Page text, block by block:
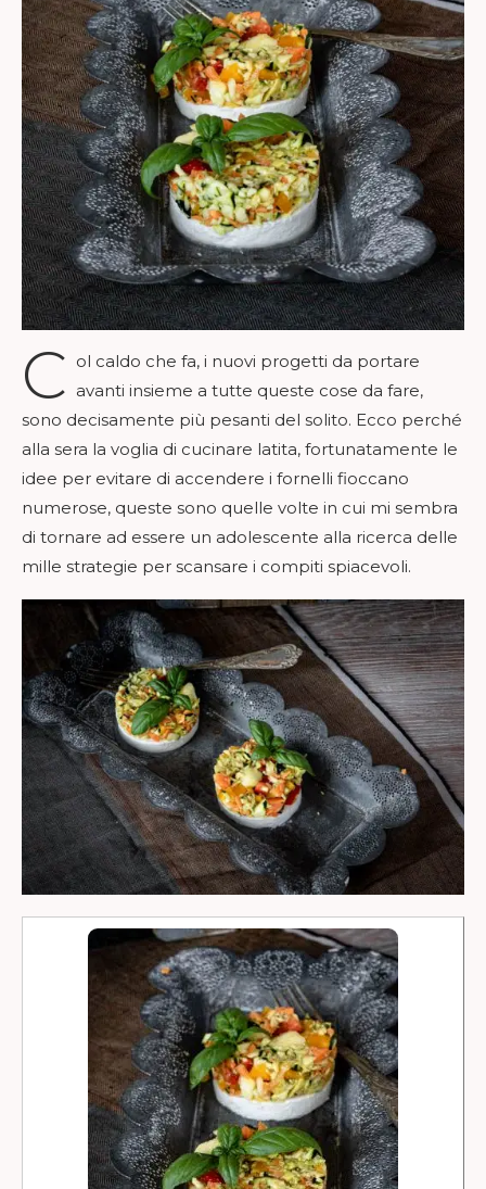
C ol caldo che fa, i nuovi progetti da portare
avanti insieme a tutte queste cose da fare,
sono decisamente più pesanti del solito. Ecco perché
alla sera la voglia di cucinare latita, fortunatamente le
idee per evitare di accendere i fornelli fioccano
numerose, queste sono quelle volte in cui mi sembra
di tornare ad essere un adolescente alla ricerca delle
mille strategie per scansare i compiti spiacevoli.